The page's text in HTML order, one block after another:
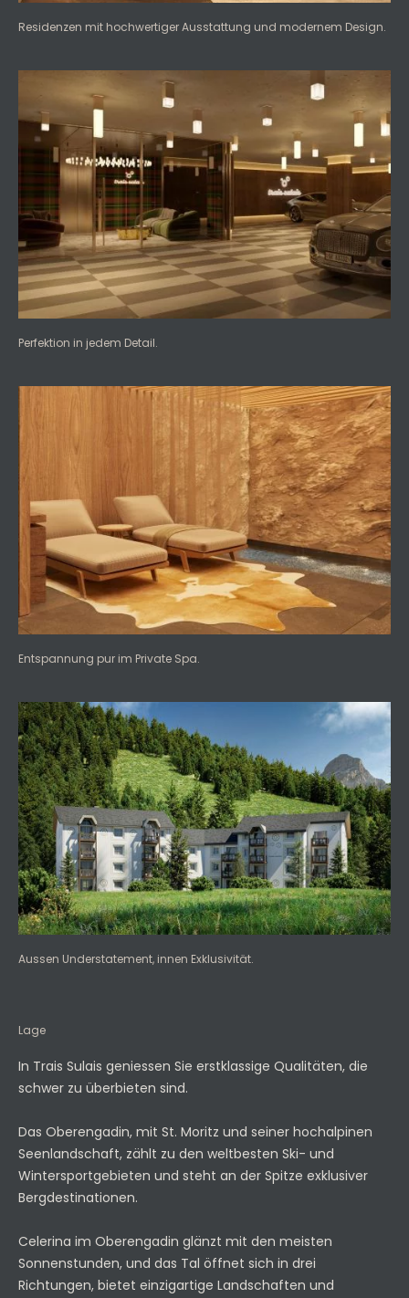
Residenzen mit hochwertiger Ausstattung und modernem Design.
Perfektion in jedem Detail.
Entspannung pur im Private Spa.
Aussen Understatement, innen Exklusivität.
Lage
In Trais Sulais geniessen Sie erstklassige Qualitäten, die
schwer zu überbieten sind.
Das Oberengadin, mit St. Moritz und seiner hochalpinen
Seenlandschaft, zählt zu den weltbesten Ski- und
Wintersportgebieten und steht an der Spitze exklusiver
Bergdestinationen.
Celerina im Oberengadin glänzt mit den meisten
Sonnenstunden, und das Tal öffnet sich in drei
Richtungen, bietet einzigartige Landschaften und